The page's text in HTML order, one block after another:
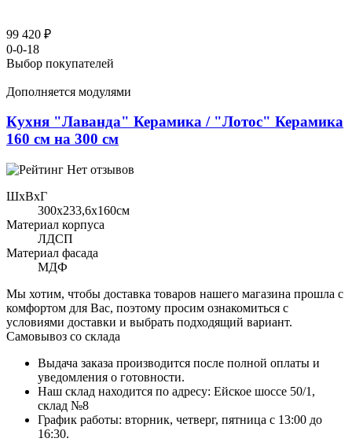
99 420 ₽
0-0-18
Выбор покупателей
Дополняется модулями
Кухня "Лаванда" Керамика / "Лотос" Керамика
160 см на 300 см
Нет отзывов
ШхВхГ
300x233,6х160см
Материал корпуса
ЛДСП
Материал фасада
МДФ
Мы хотим, чтобы доставка товаров нашего магазина прошла с
комфортом для Вас, поэтому просим ознакомиться с
условиями доставки и выбрать подходящий вариант.
Самовывоз со склада
Выдача заказа производится после полной оплаты и
уведомления о готовности.
Наш склад находится по адресу: Ейское шоссе 50/1,
склад №8
График работы: вторник, четверг, пятница с 13:00 до
16:30.